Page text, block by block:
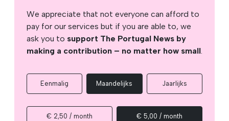
We appreciate that not everyone can afford to
pay for our services but if you are able to, we
ask you to support The Portugal News by
making a contribution – no matter how small.
Eenmalig Maandelijks Jaarlijks
€ 2,50 / month € 5,00 / month